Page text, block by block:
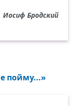
Иосиф Бродский
пойму...»